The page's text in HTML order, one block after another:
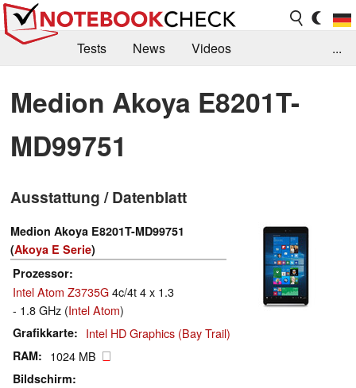
Tests News
Videos
Kaufberatung
Deals Suche
Jobs
Forum
...
Medion Akoya E8201T-
MD99751
Ausstattung / Datenblatt
Medion Akoya E8201T-MD99751
(Akoya E Serie)
Prozessor
Intel Atom Z3735G4c/4t 4 x 1.3
- 1.8 GHz (Intel Atom)
Grafikkarte Intel HD Graphics (Bay Trail)
RAM 1024 MB
Bildschirm